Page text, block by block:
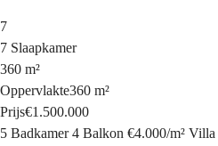
7
7 Slaapkamer
360 m²
Oppervlakte360 m²
Prijs€1.500.000
5 Badkamer 4 Balkon €4.000/m² Villa